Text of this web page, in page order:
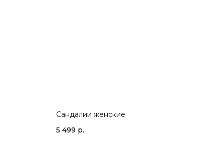
Сандалии женские
5 499 р.